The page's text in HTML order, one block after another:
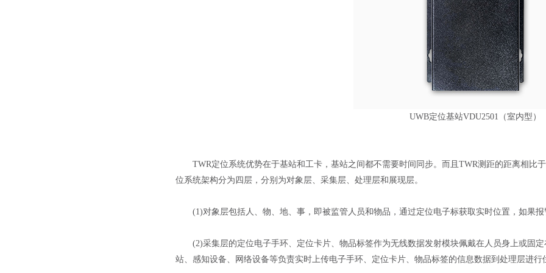
UWB定位基站VDU2501（室内型）
TWR定位系统优势在于基站和工卡，基站之间都不需要时间同步。而且TWR测距的距离相比
位系统架构分为四层，分别为对象层、采集层、处理层和展现层。
(1)对象层包括人、物、地、事，即被监管人员和物品，通过定位电子标获取实时位置，如果报
(2)采集层的定位电子手环、定位卡片、物品标签作为无线数据发射模块佩戴在人员身上或固
站、感知设备、网络设备等负责实时上传电子手环、定位卡片、物品标签的信息数据到处理层进行